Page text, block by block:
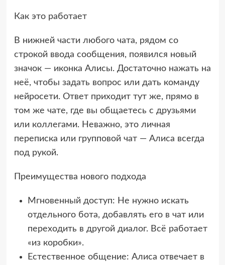
Как это работает
В нижней части любого чата, рядом со
строкой ввода сообщения, появился новый
значок — иконка Алисы. Достаточно нажать на
неё, чтобы задать вопрос или дать команду
нейросети. Ответ приходит тут же, прямо в
том же чате, где вы общаетесь с друзьями
или коллегами. Неважно, это личная
переписка или групповой чат — Алиса всегда
под рукой.
Преимущества нового подхода
Мгновенный доступ: Не нужно искать
отдельного бота, добавлять его в чат или
переходить в другой диалог. Всё работает
«из коробки».
Естественное общение: Алиса отвечает в